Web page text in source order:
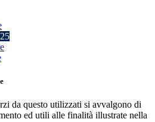
da questo utilizzati si avvalgono di
ed utili alle finalità illustrate nella